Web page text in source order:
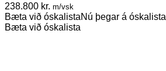
options
may
be
238.800 kr. m/vsk
Bæta við óskalistaNú þegar á óskalista
Bæta við óskalista